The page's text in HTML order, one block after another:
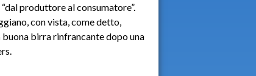
produttore al consumatore”.
con vista, come detto,
birra rinfrancante dopo una